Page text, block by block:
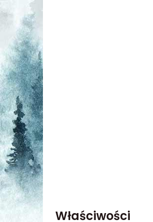
Właściwości